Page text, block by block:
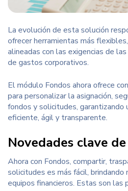
La evolución de esta solución
ofrecer herramientas más
alineadas con las exigencias de
de gastos corporativos.
El módulo Fondos ahora ofrece
para personalizar la asignación,
fondos y solicitudes, garantizando
eficiente, ágil y transparente.
Novedades clave
Ahora con Fondos, compartir,
solicitudes es más fácil,
equipos financieros. Estas son las